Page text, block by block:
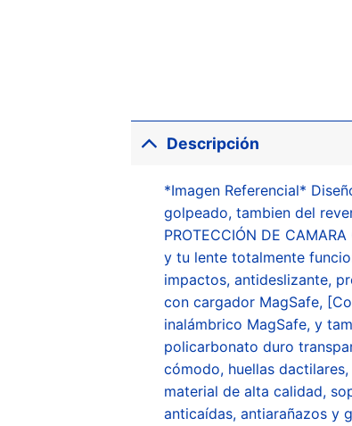
Descripción
*Imagen Referencial*
golpeado, tambien del
PROTECCIÓN DE
y tu lente totalmente
impactos, antideslizante,
con cargador MagSafe,
inalámbrico MagSafe, y
policarbonato duro
cómodo, huellas
material de alta calidad,
anticaídas, antiarañazos y